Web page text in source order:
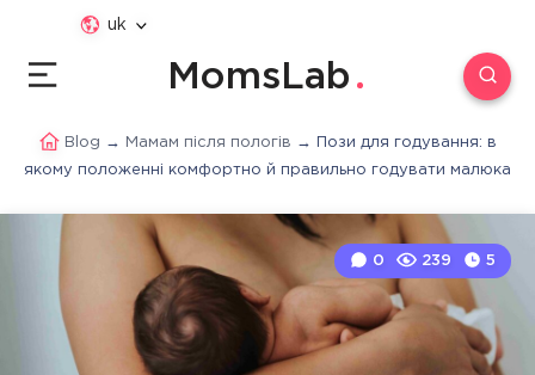
uk
MomsLab
Blog → Мамам після пологів → Пози для годування: в
якому положенні комфортно й правильно годувати малюка
0 239 5